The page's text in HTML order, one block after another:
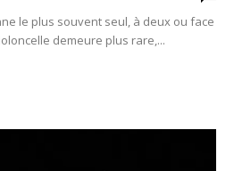
le plus souvent seul, à deux ou face
demeure plus rare,...